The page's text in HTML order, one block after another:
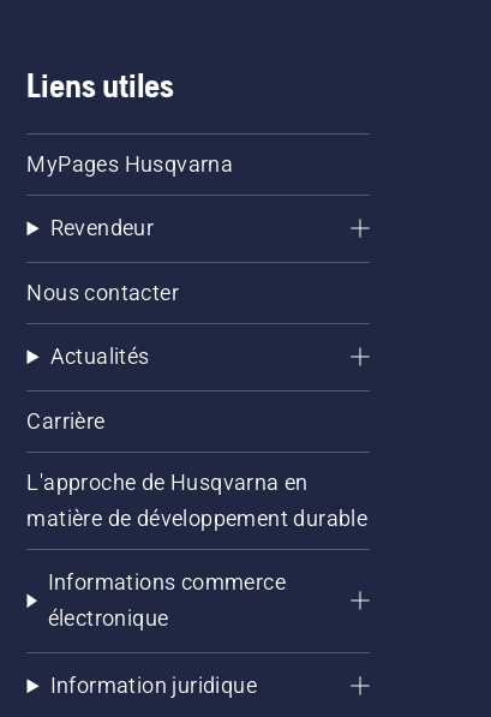
Liens utiles
MyPages Husqvarna
Revendeur
Nous contacter
Actualités
Carrière
L'approche de Husqvarna en
matière de développement durable
Informations commerce
électronique
Information juridique